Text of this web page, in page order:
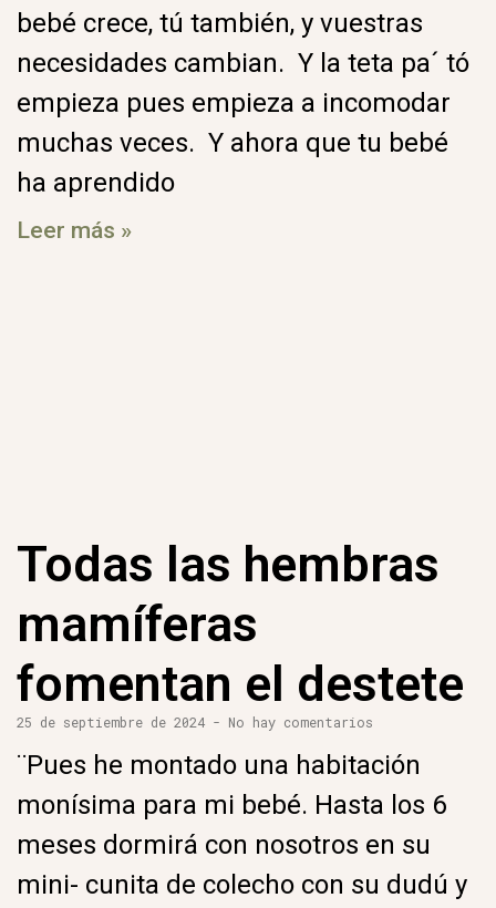
bebé crece, tú también, y vuestras
necesidades cambian. Y la teta pa´ tó
empieza pues empieza a incomodar
muchas veces. Y ahora que tu bebé
ha aprendido
Leer más »
Todas las hembras
mamíferas
fomentan el destete
25 de septiembre de 2024 No hay comentarios
¨Pues he montado una habitación
monísima para mi bebé. Hasta los 6
meses dormirá con nosotros en su
mini- cunita de colecho con su dudú y